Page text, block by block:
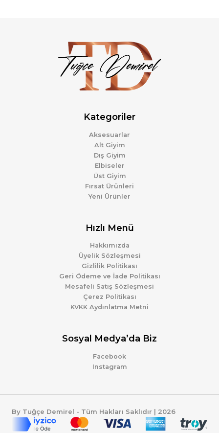
Kategoriler
Aksesuarlar
Alt Giyim
Dış Giyim
Elbiseler
Üst Giyim
Fırsat Ürünleri
Yeni Ürünler
Hızlı Menü
Hakkımızda
Üyelik Sözleşmesi
Gizlilik Politikası
Geri Ödeme ve İade Politikası
Mesafeli Satış Sözleşmesi
Çerez Politikası
KVKK Aydınlatma Metni
Sosyal Medya’da Biz
Facebook
Instagram
By Tuğçe Demirel - Tüm Hakları Saklıdır | 2026